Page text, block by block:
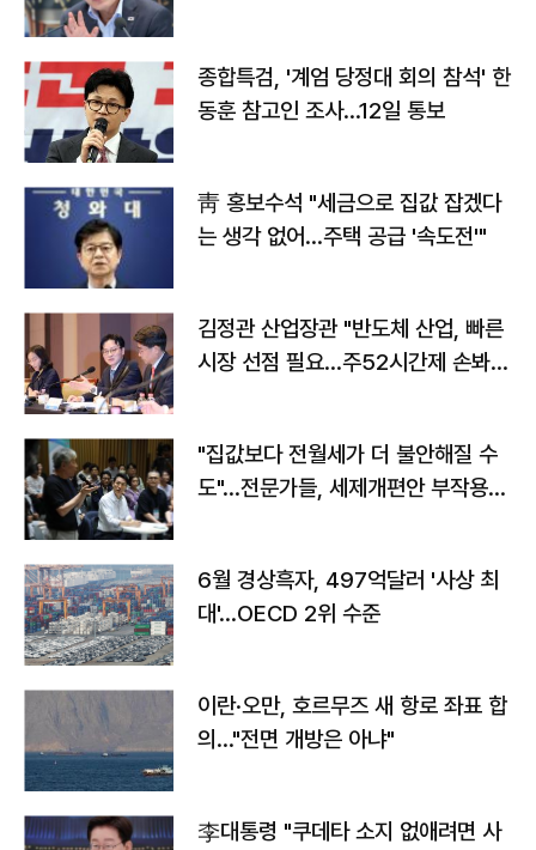
종합특검, '계엄 당정대 회의 참석' 한
동훈 참고인 조사...12일 통보
靑 홍보수석 "세금으로 집값 잡겠다
는 생각 없어…주택 공급 '속도전'"
김정관 산업장관 "반도체 산업, 빠른
시장 선점 필요…주52시간제 손봐
"집값보다 전월세가 더 불안해질 수
도"…전문가들, 세제개편안 부작용
6월 경상흑자, 497억달러 '사상 최
대'…OECD 2위 수준
이란·오만, 호르무즈 새 항로 좌표 합
의…"전면 개방은 아냐"
李대통령 "쿠데타 소지 없애려면 사